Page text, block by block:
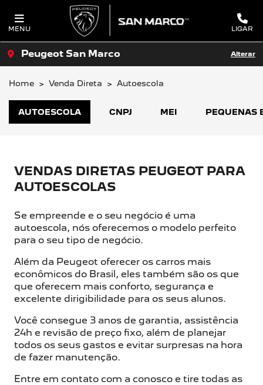
MENU LIGAR
Peugeot San Marco Alterar
Home Venda Direta Autoescola
CNPJ MEI PEQUENAS
AUTOESCOLA
VENDAS DIRETAS PEUGEOT PARA
AUTOESCOLAS
Se empreende e o seu negócio é uma
autoescola, nós oferecemos o modelo perfeito
para o seu tipo de negócio.
Além da Peugeot oferecer os carros mais
econômicos do Brasil, eles também são os que
que oferecem mais conforto, segurança e
excelente dirigibilidade para os seus alunos.
Você consegue 3 anos de garantia, assistência
24h e revisão de preço fixo, além de planejar
todos os seus gastos e evitar surpresas na hora
de fazer manutenção.
Entre em contato com a conosco e tire todas as